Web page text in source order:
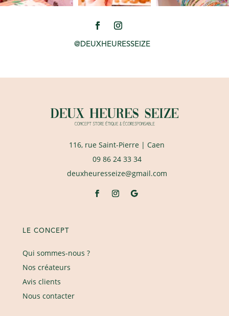
@DEUXHEURESSEIZE
116, rue Saint-Pierre | Caen
09 86 24 33 34
deuxheuresseize@gmail.com
LE CONCEPT
Qui sommes-nous ?
Nos créateurs
Avis clients
Nous contacter